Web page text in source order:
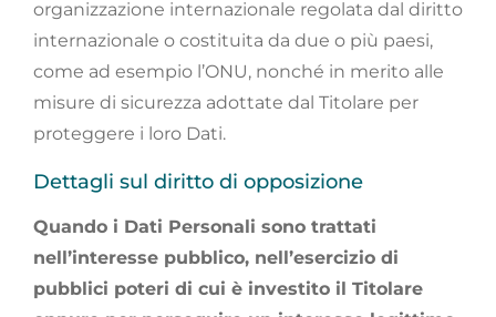
organizzazione internazionale regolata dal diritto
internazionale o costituita da due o più paesi,
come ad esempio l’ONU, nonché in merito alle
misure di sicurezza adottate dal Titolare per
proteggere i loro Dati.
Dettagli sul diritto di opposizione
Quando i Dati Personali sono trattati
nell’interesse pubblico, nell’esercizio di
pubblici poteri di cui è investito il Titolare